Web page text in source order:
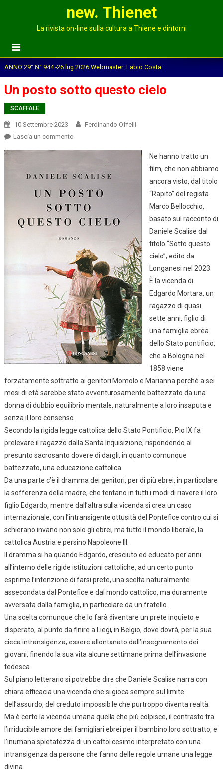
new. Thienet
La rivista on-line sulla cultura a Thiene e dintorni
ANNO 29° N° 944 -26 lug.2026 Webmaster: Fabio Costa
Un posto sotto questo cielo
SCAFFALE
10 Settembre 2023
Ferdinando Offelli
Lascia un commentoon
cielo
Ne hanno tratto un
film, che non abbiamo
ancora visto, dal titolo
“Rapito” del regista
Marco Bellocchio,
basato sul racconto di
Daniele Scalise dal
titolo “Sotto questo
cielo”, edito da
Longanesi nel 2023.
È la vicenda di
Edgardo Mortara, un
ragazzo di quasi
sette anni, figlio di
una famiglia ebrea
dello Stato pontificio,
che a Bologna nel
1858 viene
forzatamente sottratto ai genitori Momolo e Marianna perché a sei
mesi di età sarebbe stato avventurosamente battezzato da una
donna di dubbio equilibrio mentale, naturalmente a loro insaputa e
senza il loro consenso.
Secondo la rigida legge cattolica dello Stato Pontificio, Pio IX fa
prelevare il ragazzo dalla Santa Inquisizione, rispondendo al
presunto sacrosanto dovere di dargli, in quanto comunque
battezzato, una educazione cattolica.
Da una parte c’è il dramma dei genitori, per di più ebrei, in particolare
la sofferenza della madre, che tentano in tutti i modi di riavere il loro
figlio Edgardo, mentre dall’altra sulla vicenda si crea un caso
internazionale, con l’intransigente ottusità del Pontefice contro cui si
schierano invano non solo gli ebrei, ma tutto il mondo liberale, la
cattolica Austria e persino Napoleone III.
Il dramma si ha quando Edgardo, cresciuto ed educato per anni
all’interno delle rigide istituzioni cattoliche, ad un certo punto
esprime l’intenzione di farsi prete, una scelta naturalmente
assecondata dal Pontefice e dal mondo cattolico, ma duramente
avversata dalla famiglia, in particolare da un fratello.
Una scelta comunque che lo farà diventare un prete inquieto e
disperato, al punto da finire a Liegi, in Belgio, dove dovrà, per la sua
cieca intransigenza, essere allontanato dall’insegnamento dei
giovani, finendo la sua vita alcune settimane prima dell’invasione
tedesca.
Sul piano letterario si potrebbe dire che Daniele Scalise narra con
chiara efficacia una vicenda che si gioca sempre sul limite
dell’assurdo, del creduto impossibile che purtroppo diventa realtà.
Ma è certo la vicenda umana quella che più colpisce, il contrasto tra
l’irriducibile amore dei famigliari ebrei per il bambino loro sottratto, e
l’inumana spietatezza di un cattolicesimo interpretato con una
intransigenza da persone che fanno delle regole umane una legge
divina.